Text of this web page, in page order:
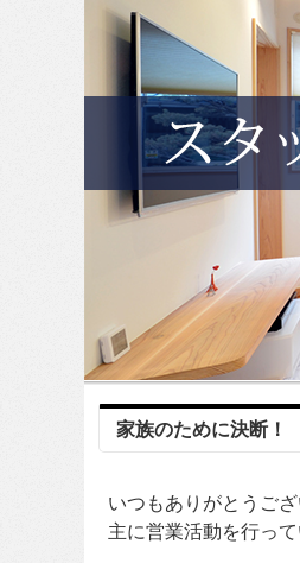
家族のために決断！
いつもありがとうござ
主に営業活動を行って